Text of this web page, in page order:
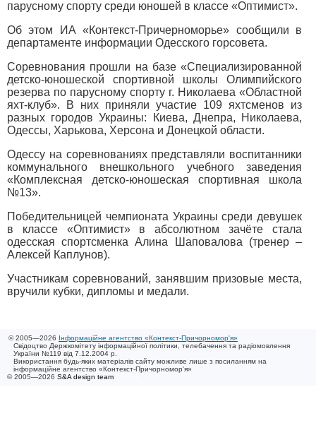
парусному спорту среди юношей в классе «Оптимист».
Об этом ИА «Контекст-Причерноморье» сообщили в
департаменте информации Одесского горсовета.
Соревнования прошли на базе «Специализированной
детско-юношеской спортивной школы Олимпийского
резерва по парусному спорту г. Николаева «Областной
яхт-клуб». В них приняли участие 109 яхтсменов из
разных городов Украины: Киева, Днепра, Николаева,
Одессы, Харькова, Херсона и Донецкой области.
Одессу на соревнованиях представляли воспитанники
коммунального внешкольного учебного заведения
«Комплексная детско-юношеская спортивная школа
№13».
Победительницей чемпионата Украины среди девушек
в классе «Оптимист» в абсолютном зачёте стала
одесская спортсменка Алина Шаповалова (тренер –
Алексей Каплунов).
Участникам соревнований, занявшим призовые места,
вручили кубки, дипломы и медали.
© 2005—2026 Інформаційне агентство «Контекст-Причорномор'я»
Свідоцтво Держкомітету інформаційної політики, телебачення та радіомовлення
України №119 від 7.12.2004 р.
Використання будь-яких матеріалів сайту можливе лише з посиланням на
інформаційне агентство «Контекст-Причорномор'я»
© 2005—2026 S&A design team